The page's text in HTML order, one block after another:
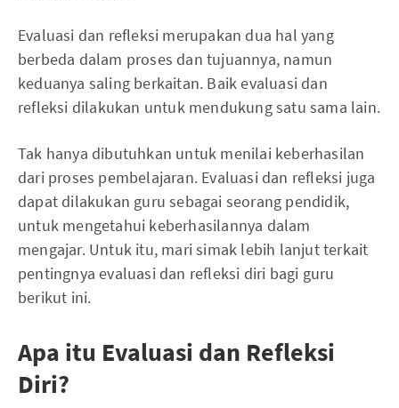
Evaluasi dan refleksi merupakan dua hal yang
berbeda dalam proses dan tujuannya, namun
keduanya saling berkaitan. Baik evaluasi dan
refleksi dilakukan untuk mendukung satu sama lain.
Tak hanya dibutuhkan untuk menilai keberhasilan
dari proses pembelajaran. Evaluasi dan refleksi juga
dapat dilakukan guru sebagai seorang pendidik,
untuk mengetahui keberhasilannya dalam
mengajar. Untuk itu, mari simak lebih lanjut terkait
pentingnya evaluasi dan refleksi diri bagi guru
berikut ini.
Apa itu Evaluasi dan Refleksi
Diri?